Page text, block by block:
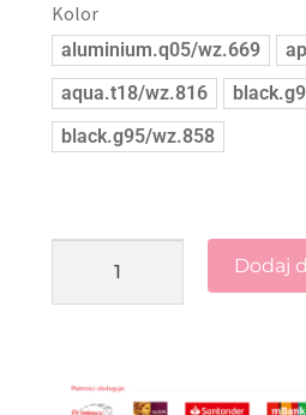
Kolor
aluminium.q05/wz.669
aqua.t18/wz.816
black.g95/wz.858
Dodaj